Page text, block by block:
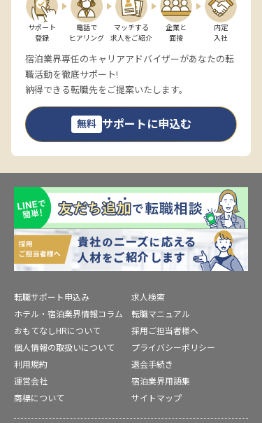
サポート
登録
電話で
ヒアリング
マッチする
求人をご紹介
企業と
面接
内定
入社
宿泊業界専任のキャリアアドバイザーがあなたの転
職活動を徹底サポート!
納得できる転職先をご提案いたします。
無料 サポートに申込む
転職サポート申込み
求人検索
ホテル・宿泊業界情報コラム
転職マニュアル
おもてなしHRについて
採用ご担当者様へ
個人情報の取扱いについて
プライバシーポリシー
利用規約
退会手続き
運営会社
宿泊業界用語集
商標について
サイトマップ